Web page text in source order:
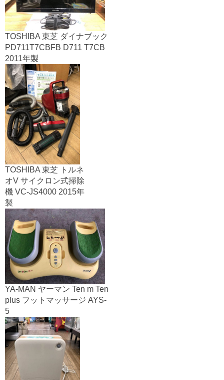
TOSHIBA 東芝 ダイナブック
PD711T7CBFB D711 T7CB
2011年製
TOSHIBA 東芝 トルネ
オV サイクロン式掃除
機 VC-JS4000 2015年
製
YA-MAN ヤーマン Ten m Ten
plus フットマッサージ AYS-
5